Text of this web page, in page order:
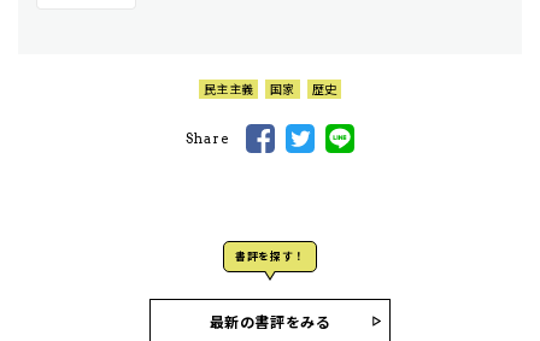
民主主義 国家 歴史
Share
書評を探す！
最新の書評をみる